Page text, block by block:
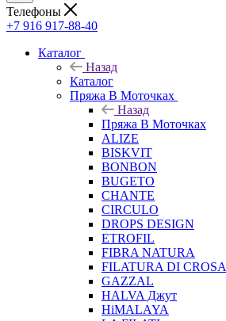
Телефоны
+7 916 917-88-40
Каталог
Назад
Каталог
Пряжа В Моточках
Назад
Пряжа В Моточках
ALIZE
BISKVIT
BONBON
BUGETO
CHANTE
CIRCULO
DROPS DESIGN
ETROFIL
FIBRA NATURA
FILATURA DI CROSA
GAZZAL
HALVA Джут
HiMALAYA